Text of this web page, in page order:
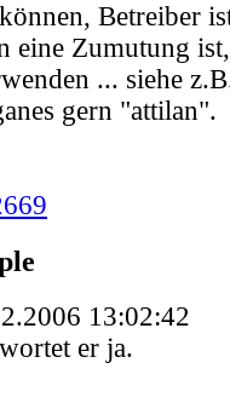
Betreiber
eine Zumutung
... siehe
gern "attilan".
13:02:42
er ja.